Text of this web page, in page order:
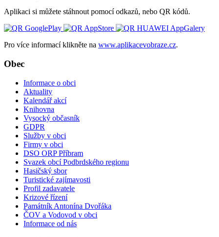
Aplikaci si můžete stáhnout pomocí odkazů, nebo QR kódů.
Pro více informací klikněte na www.aplikacevobraze.cz.
Obec
Informace o obci
Aktuality
Kalendář akcí
Knihovna
Vysocký občasník
GDPR
Služby v obci
Firmy v obci
DSO ORP Příbram
Svazek obcí Podbrdského regionu
Hasičský sbor
Turistické zajímavosti
Profil zadavatele
Krizové řízení
Památník Antonína Dvořáka
ČOV a Vodovod v obci
Informace od nás